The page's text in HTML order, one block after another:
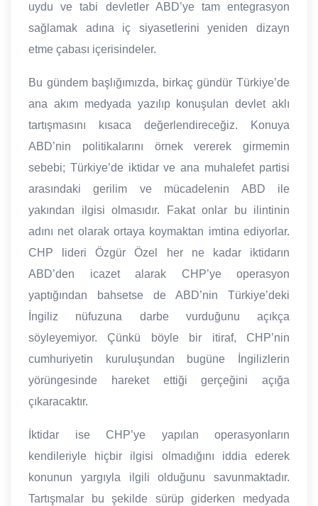
uydu ve tabi devletler ABD’ye tam entegrasyon
sağlamak adına iç siyasetlerini yeniden dizayn
etme çabası içerisindeler.
Bu gündem başlığımızda, birkaç gündür Türkiye’de
ana akım medyada yazılıp konuşulan devlet aklı
tartışmasını kısaca değerlendireceğiz. Konuya
ABD’nin politikalarını örnek vererek girmemin
sebebi; Türkiye’de iktidar ve ana muhalefet partisi
arasındaki gerilim ve mücadelenin ABD ile
yakından ilgisi olmasıdır. Fakat onlar bu ilintinin
adını net olarak ortaya koymaktan imtina ediyorlar.
CHP lideri Özgür Özel her ne kadar iktidarın
ABD’den icazet alarak CHP’ye operasyon
yaptığından bahsetse de ABD’nin Türkiye’deki
İngiliz nüfuzuna darbe vurduğunu açıkça
söyleyemiyor. Çünkü böyle bir itiraf, CHP’nin
cumhuriyetin kuruluşundan bugüne İngilizlerin
yörüngesinde hareket ettiği gerçeğini açığa
çıkaracaktır.
İktidar ise CHP’ye yapılan operasyonların
kendileriyle hiçbir ilgisi olmadığını iddia ederek
konunun yargıyla ilgili olduğunu savunmaktadır.
Tartışmalar bu şekilde sürüp giderken medyada